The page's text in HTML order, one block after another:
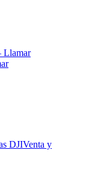
Llamar
DJIVenta y